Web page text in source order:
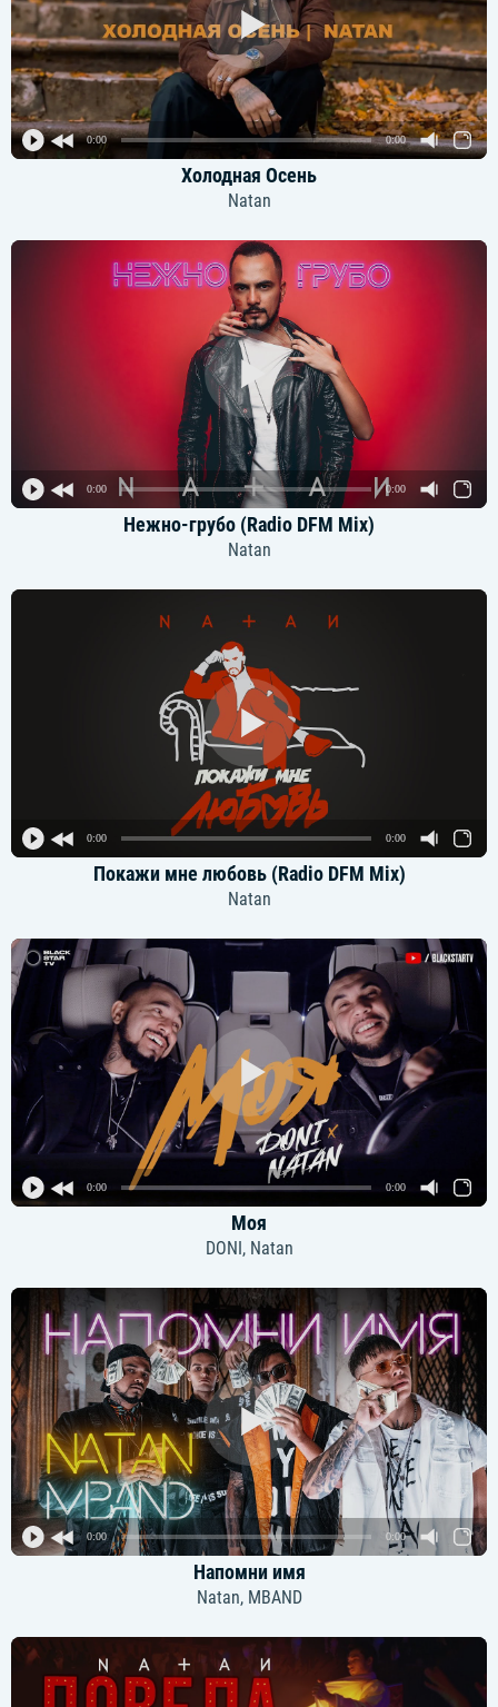
0:00 0:00
Холодная Осень
Natan
0:00 0:00
Нежно-грубо (Radio DFM Mix)
Natan
0:00 0:00
Покажи мне любовь (Radio DFM Mix)
Natan
0:00 0:00
Моя
DONI, Natan
0:00 0:00
Напомни имя
Natan, MBAND